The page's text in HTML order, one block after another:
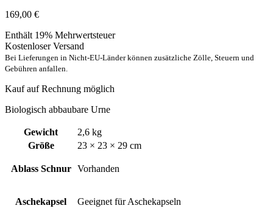
169,00 €
Enthält 19% Mehrwertsteuer
Kostenloser Versand
Bei Lieferungen in Nicht-EU-Länder können zusätzliche Zölle, Steuern und
Gebühren anfallen.
Kauf auf Rechnung möglich
Biologisch abbaubare Urne
Gewicht
2,6 kg
Größe
23 × 23 × 29 cm
Ablass Schnur Vorhanden
Aschekapsel Geeignet für Aschekapseln